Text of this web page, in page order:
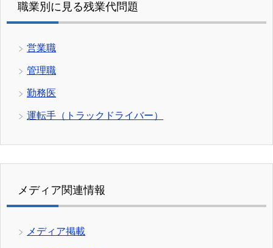
職業別に見る残業代問題
営業職
管理職
勤務医
運転手（トラックドライバー）
メディア関連情報
メディア掲載